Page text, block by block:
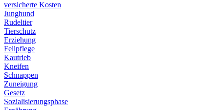
versicherte Kosten
Junghund
Rudeltier
Tierschutz
Erziehung
Fellpflege
Kautrieb
Kneifen
Schnappen
Zuneigung
Gesetz
Sozialisierungsphase